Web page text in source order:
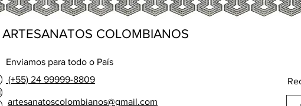
ARTESANATOS COLOMBIANOS
Enviamos para todo o País
(+55) 24 99999-8809
artesanatoscolombianos@gmail.com